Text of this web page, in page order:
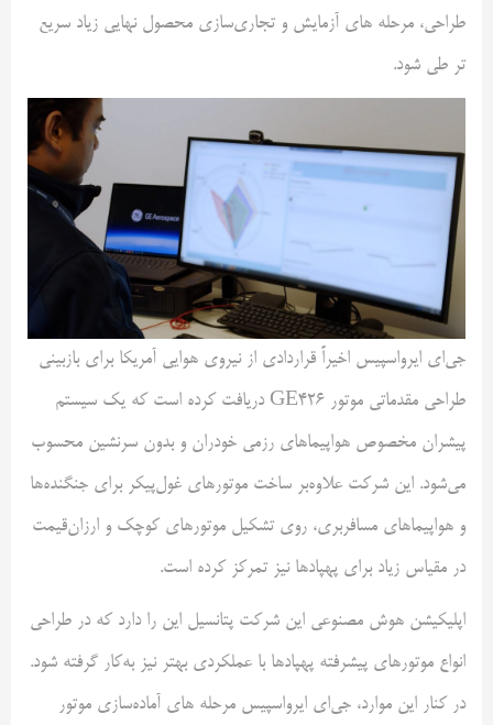
طراحی، مرحله های آزمایش و تجاری‌سازی محصول نهایی زیاد سریع
تر طی شود.
جی‌ای ایرواسپیس اخیراً قراردادی از نیروی هوایی آمریکا برای بازبینی
طراحی مقدماتی موتور GE426 دریافت کرده است که یک سیستم
پیشران مخصوص هواپیماهای رزمی خودران و بدون سرنشین محسوب
می‌شود. این شرکت علاوه‌بر ساخت موتورهای غول‌پیکر برای جنگنده‌ها
و هواپیماهای مسافربری، روی تشکیل موتورهای کوچک و ارزان‌قیمت
در مقیاس زیاد برای پهپادها نیز تمرکز کرده است.
اپلیکیشن هوش مصنوعی این شرکت پتانسیل این را دارد که در طراحی
انواع موتورهای پیشرفته پهپادها با عملکردی بهتر نیز به‌کار گرفته شود.
در کنار این موارد، جی‌ای ایرواسپیس مرحله های آماده‌سازی موتور